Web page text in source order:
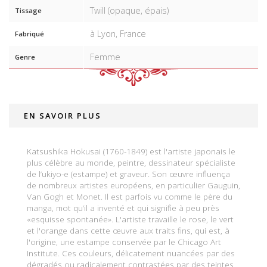
Tissage Twill (opaque, épais)
Fabriqué à Lyon, France
Genre Femme
EN SAVOIR PLUS
Katsushika Hokusai (1760-1849) est l'artiste japonais le
plus célèbre au monde, peintre, dessinateur spécialiste
de l’ukiyo-e (estampe) et graveur. Son œuvre influença
de nombreux artistes européens, en particulier Gauguin,
Van Gogh et Monet. Il est parfois vu comme le père du
manga, mot qu’il a inventé et qui signifie à peu près
«esquisse spontanée». L'artiste travaille le rose, le vert
et l'orange dans cette œuvre aux traits fins, qui est, à
l'origine, une estampe conservée par le Chicago Art
Institute. Ces couleurs, délicatement nuancées par des
dégradés ou radicalement contrastées par des teintes